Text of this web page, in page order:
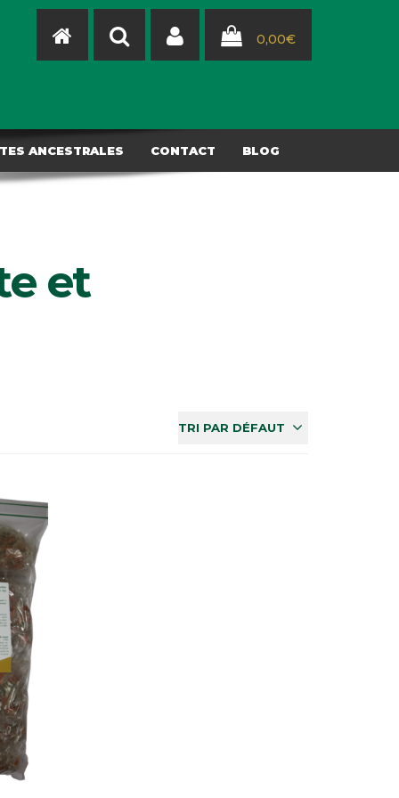
0,00€
ANCESTRALES CONTACT BLOG
et
TRI PAR DÉFAUT